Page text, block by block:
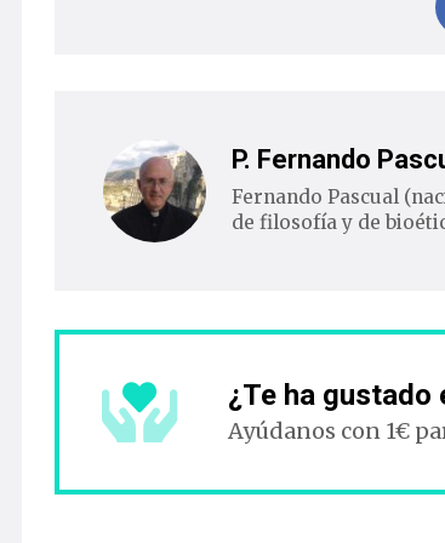
P. Fernando
Fernando Pascual
de filosofía y de
¿Te ha gustado
Ayúdanos con 1€